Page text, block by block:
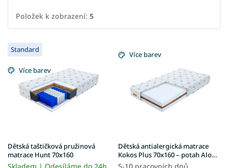
Položek k zobrazení: 5
V
ý
p
i
u
k
Standard
Více barev
Dětská taštičková pružinová
matrace Hunt 70x160
Více barev
Dětská antialergická matrace
Kokos Plus 70x160 – potah Aloe
Vera